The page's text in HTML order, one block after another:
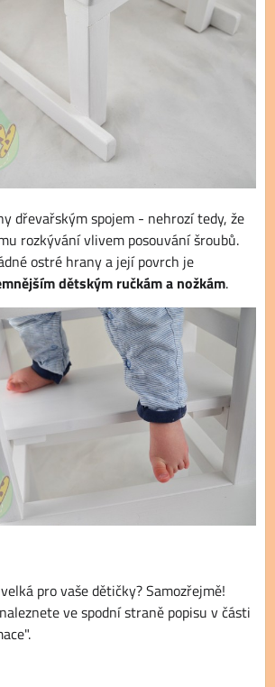
dřevařským spojem - nehrozí tedy, že
rozkývání vlivem posouvání šroubů.
ostré hrany a její povrch je
dětským ručkám a nožkám.
pro vaše dětičky? Samozřejmě!
ve spodní straně popisu v části